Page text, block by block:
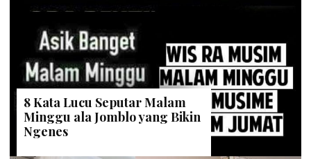
8 Kata Lucu Seputar Malam
Minggu ala Jomblo yang Bikin
Ngenes